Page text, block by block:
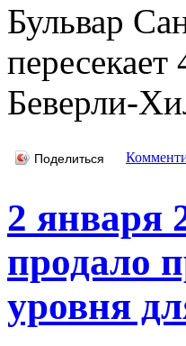
Бульвар
Беверли-
Поделиться
2 января
продало
уровня